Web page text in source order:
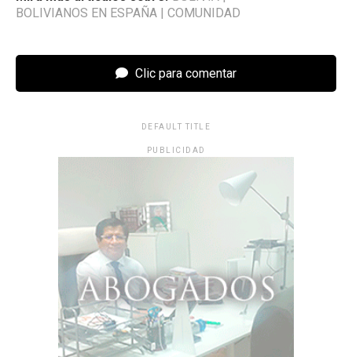
BOLIVIANOS EN ESPAÑA
COMUNIDAD
Clic para comentar
DEFAULT TITLE
PUBLICIDAD